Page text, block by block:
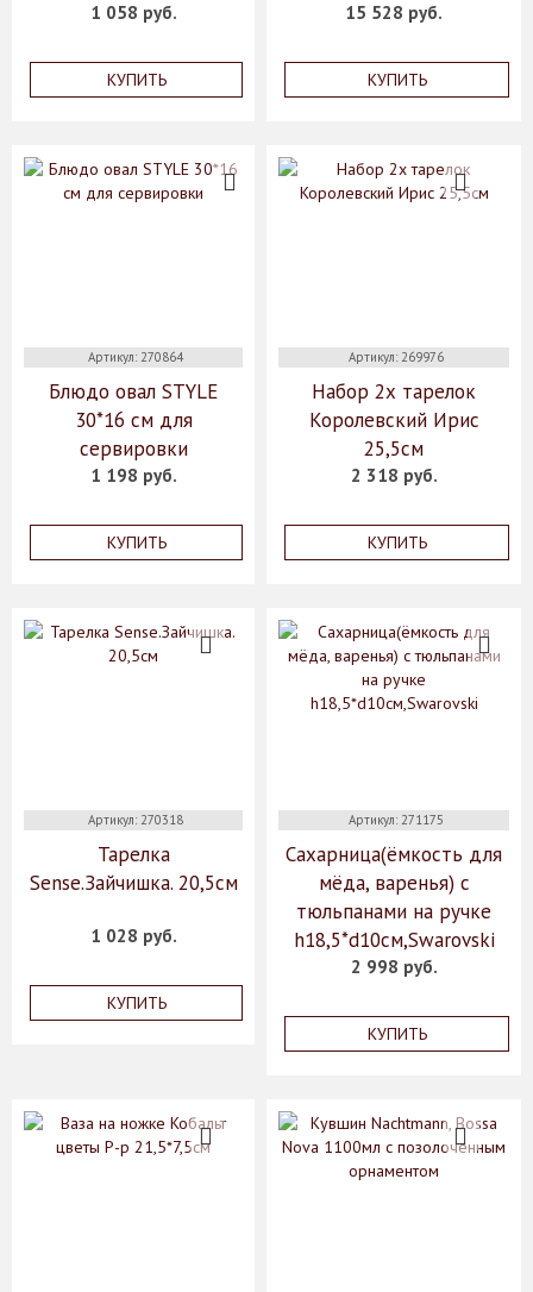
1 058 руб.
КУПИТЬ
15 528 руб.
КУПИТЬ
Артикул: 270864
Блюдо овал STYLE
30*16 см для
сервировки
1 198 руб.
КУПИТЬ
Артикул: 269976
Набор 2х тарелок
Королевский Ирис
25,5см
2 318 руб.
КУПИТЬ
Артикул: 270318
Тарелка
Sense.Зайчишка. 20,5см
1 028 руб.
КУПИТЬ
Артикул: 271175
Сахарница(ёмкость для
мёда, варенья) с
тюльпанами на ручке
h18,5*d10см,Swarovski
2 998 руб.
КУПИТЬ